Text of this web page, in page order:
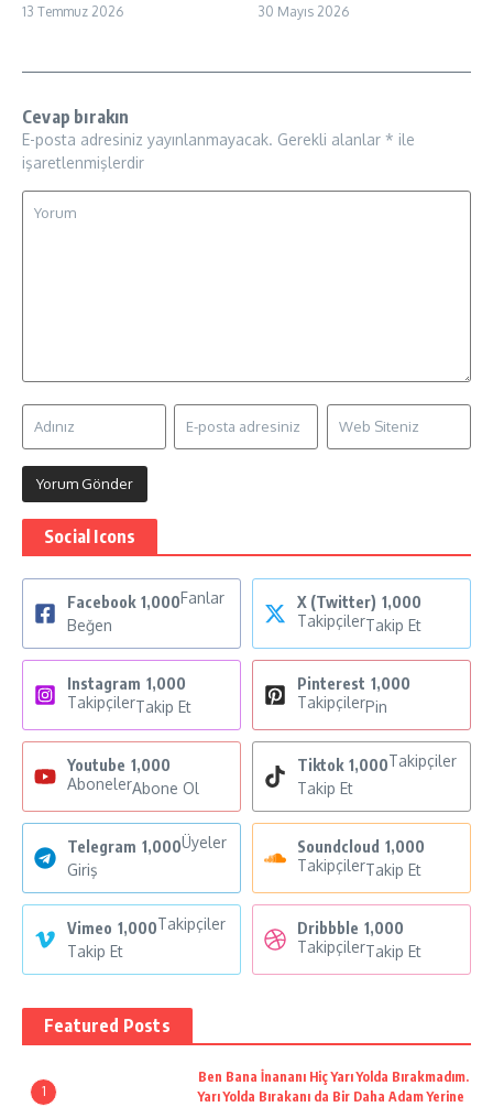
13 Temmuz 2026 30 Mayıs 2026
Cevap bırakın
E-posta adresiniz yayınlanmayacak. Gerekli alanlar * ile
işaretlenmişlerdir
Social Icons
Facebook 1,000Fanlar
Beğen
X (Twitter) 1,000
TakipçilerTakip Et
Instagram 1,000
TakipçilerTakip Et
Pinterest 1,000
TakipçilerPin
Youtube 1,000
AbonelerAbone Ol
Tiktok 1,000Takipçiler
Takip Et
Telegram 1,000Üyeler
Giriş
Soundcloud 1,000
TakipçilerTakip Et
Vimeo 1,000Takipçiler
Takip Et
Dribbble 1,000
TakipçilerTakip Et
Featured Posts
1
Ben Bana İnananı Hiç Yarı Yolda Bırakmadım.
Yarı Yolda Bırakanı da Bir Daha Adam Yerine